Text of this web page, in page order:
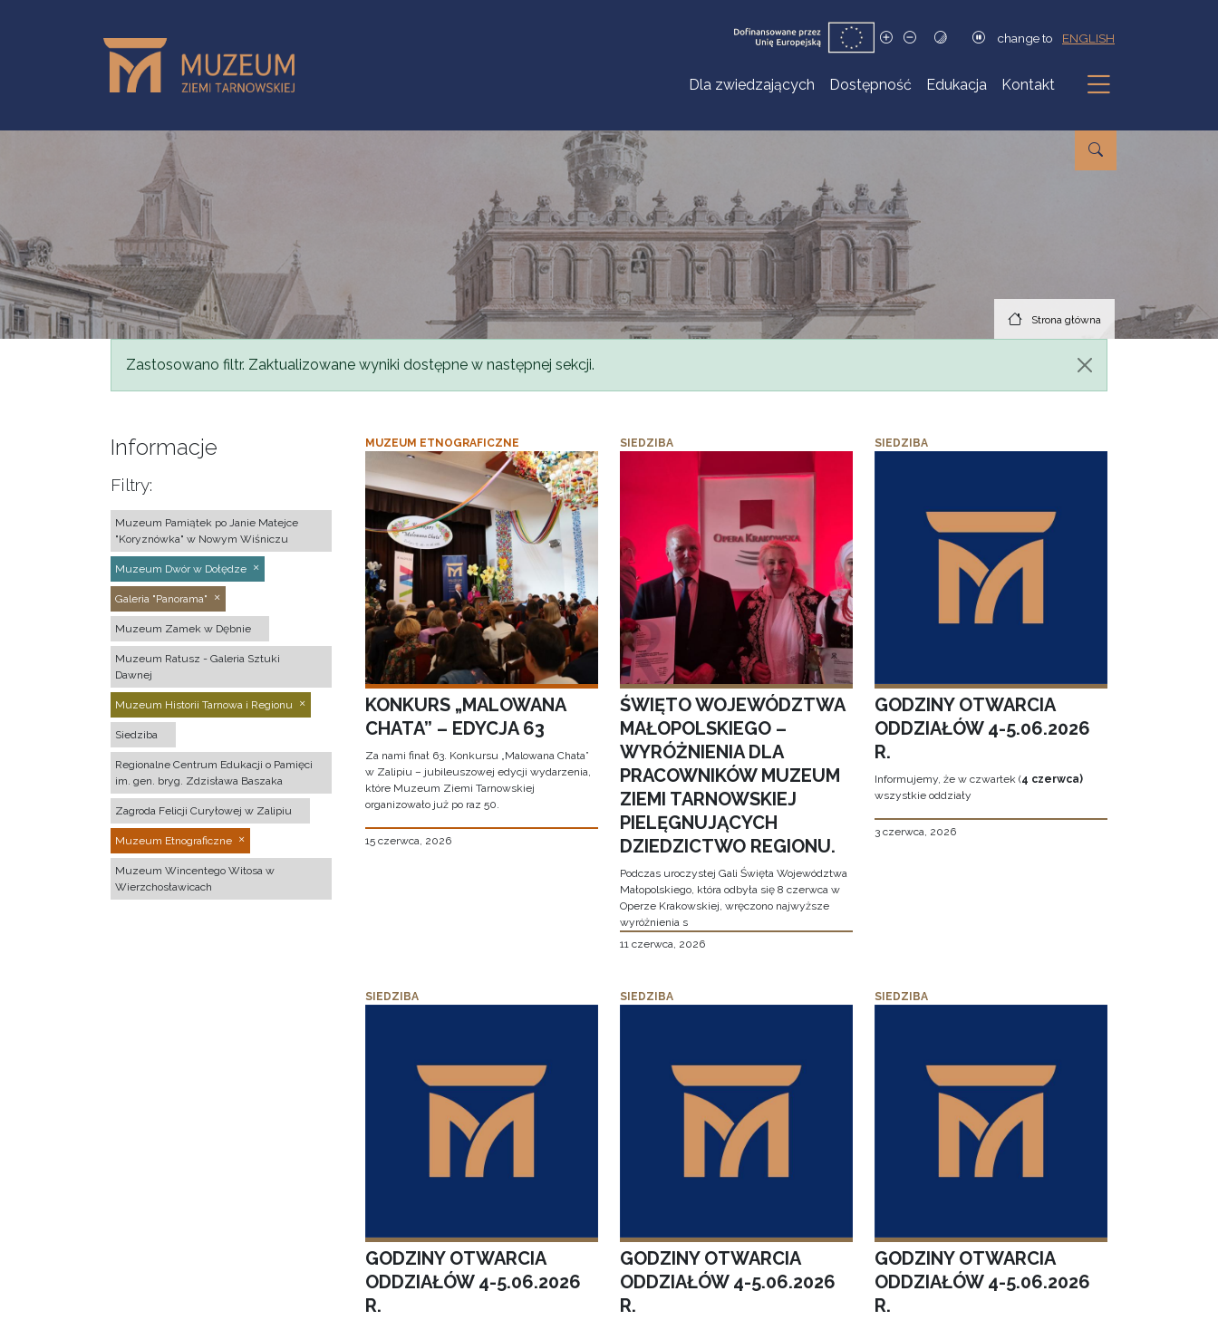
change to ENGLISH
Dla zwiedzających Dostępność Edukacja Kontakt
Podmenu
Strona główna
Komunikat
Zastosowano filtr. Zaktualizowane wyniki dostępne w następnej sekcji.
Informacje
Filtry:
Muzeum Pamiątek po Janie Matejce
"Koryznówka" w Nowym Wiśniczu
Muzeum Dwór w Dołędze
Galeria "Panorama"
Muzeum Zamek w Dębnie
Muzeum Ratusz - Galeria Sztuki
Dawnej
Muzeum Historii Tarnowa i Regionu
Siedziba
Regionalne Centrum Edukacji o Pamięci
im. gen. bryg. Zdzisława Baszaka
Zagroda Felicji Curyłowej w Zalipiu
Muzeum Etnograficzne
Muzeum Wincentego Witosa w
Wierzchosławicach
MUZEUM ETNOGRAFICZNE
KONKURS „MALOWANA
CHATA” – EDYCJA 63
Za nami finał 63. Konkursu „Malowana Chata”
w Zalipiu – jubileuszowej edycji wydarzenia,
które Muzeum Ziemi Tarnowskiej
organizowało już po raz 50.
15 czerwca, 2026
SIEDZIBA
ŚWIĘTO WOJEWÓDZTWA
MAŁOPOLSKIEGO –
WYRÓŻNIENIA DLA
PRACOWNIKÓW MUZEUM
ZIEMI TARNOWSKIEJ
PIELĘGNUJĄCYCH
DZIEDZICTWO REGIONU.
Podczas uroczystej Gali Święta Województwa
Małopolskiego, która odbyła się 8 czerwca w
Operze Krakowskiej, wręczono najwyższe
wyróżnienia s
11 czerwca, 2026
SIEDZIBA
GODZINY OTWARCIA
ODDZIAŁÓW 4-5.06.2026
R.
Informujemy, że w czwartek (4 czerwca)
wszystkie oddziały
3 czerwca, 2026
SIEDZIBA
GODZINY OTWARCIA
ODDZIAŁÓW 4-5.06.2026
R.
SIEDZIBA
GODZINY OTWARCIA
ODDZIAŁÓW 4-5.06.2026
R.
SIEDZIBA
GODZINY OTWARCIA
ODDZIAŁÓW 4-5.06.2026
R.